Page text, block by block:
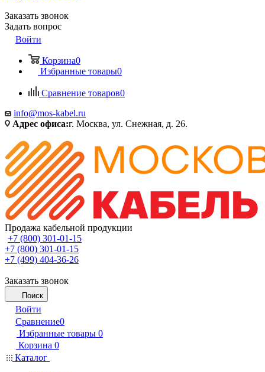
Заказать звонок
Задать вопрос
Войти
Корзина0
Избранные товары0
Сравнение товаров0
info@mos-kabel.ru
Адрес офиса:г. Москва, ул. Снежная, д. 26.
Продажа кабельной продукции
+7 (800) 301-01-15
+7 (800) 301-01-15
+7 (499) 404-36-26
Заказать звонок
Поиск
Войти
Сравнение0
Избранные товары 0
Корзина 0
Каталог